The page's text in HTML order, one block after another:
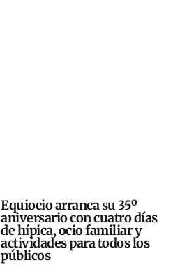
Equiocio arranca su 35º
aniversario con cuatro días
de hípica, ocio familiar y
actividades para todos los
públicos